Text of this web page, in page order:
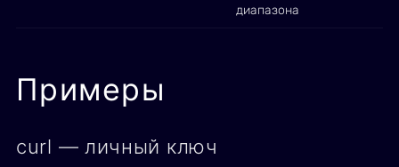
диапазона
Примеры
curl — личный ключ